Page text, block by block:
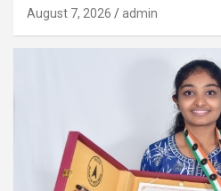
August 7, 2026 admin